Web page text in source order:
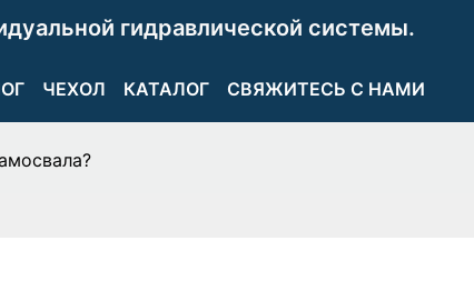
гидравлической системы.
ЧЕХОЛ КАТАЛОГ СВЯЖИТЕСЬ С НАМИ